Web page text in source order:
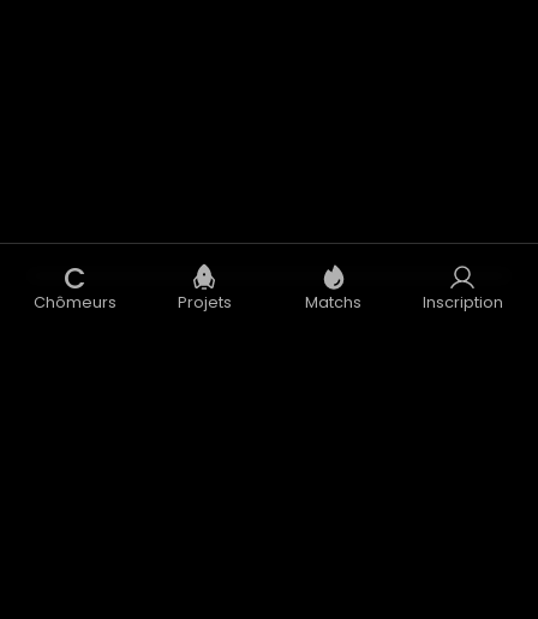
C
Chômeurs Projets Matchs Inscription